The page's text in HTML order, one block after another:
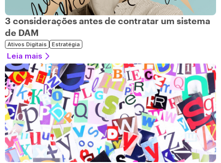
3 considerações antes de contratar um sistema
de DAM
Ativos Digitais Estratégia
Leia mais